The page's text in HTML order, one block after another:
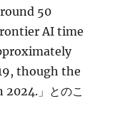
50
AI time
though the
」とのこ